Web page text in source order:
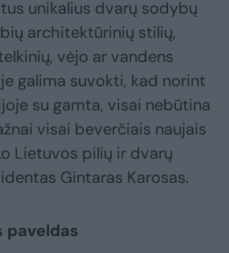
unikalius dvarų sodybų
architektūrinių stilių,
vėjo ar vandens
galima suvokti, kad norint
su gamta, visai nebūtina
visai beverčiais naujais
Lietuvos pilių ir dvarų
Gintaras Karosas.
paveldas